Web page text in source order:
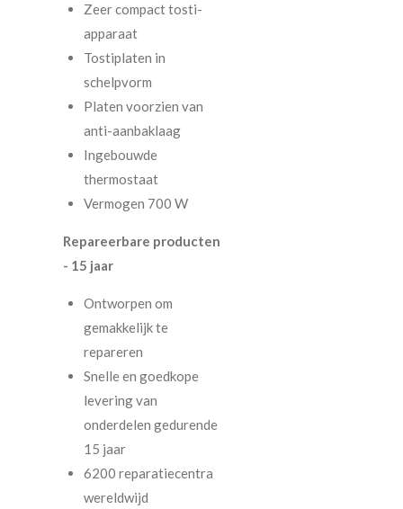
Zeer compact tosti-
apparaat
Tostiplaten in
schelpvorm
Platen voorzien van
anti-aanbaklaag
Ingebouwde
thermostaat
Vermogen 700 W
Repareerbare producten
- 15 jaar
Ontworpen om
gemakkelijk te
repareren
Snelle en goedkope
levering van
onderdelen gedurende
15 jaar
6200 reparatiecentra
wereldwijd